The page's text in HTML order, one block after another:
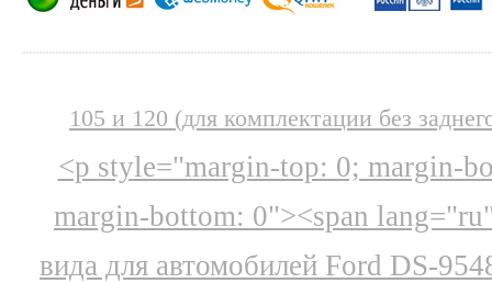
105 и 120 (для комплектации без
<p style="margin-top: 0; margin-
margin-bottom: 0"><span
вида для автомобилей Ford DS-